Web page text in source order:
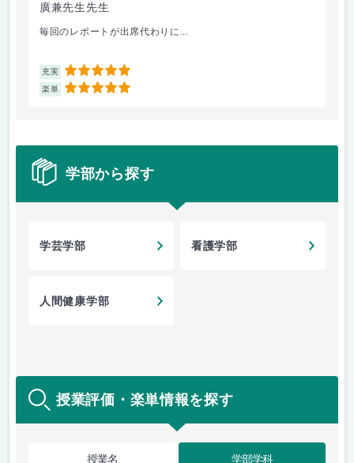
廣兼先生先生
毎回のレポートが出席代わりに...
充実 5
楽単 5
学部から探す
学芸学部 看護学部
人間健康学部
授業評価・楽単情報を探す
授業名 学部学科